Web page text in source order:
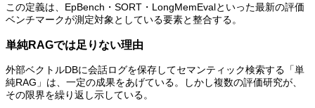
この定義は、EpBench・SORT・LongMemEvalといった最新の評価
ベンチマークが測定対象としている要素と整合する。
単純RAGでは足りない理由
外部ベクトルDBに会話ログを保存してセマンティック検索する「単
純RAG」は、一定の成果をあげている。しかし複数の評価研究が、
その限界を繰り返し示している。